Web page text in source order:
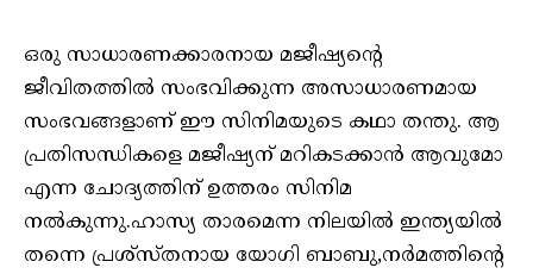
ഒരു സാധാരണക്കാരനായ മജീഷ്യന്റെ
ജീവിതത്തിൽ സംഭവിക്കുന്ന അസാധാരണമായ
സംഭവങ്ങളാണ് ഈ സിനിമയുടെ കഥാ തന്തു. ആ
പ്രതിസന്ധികളെ മജീഷ്യന് മറികടക്കാൻ ആവുമോ
എന്ന ചോദ്യത്തിന് ഉത്തരം സിനിമ
നൽകുന്നു.ഹാസ്യ താരമെന്ന നിലയിൽ ഇന്ത്യയിൽ
തന്നെ പ്രശ്സ്തനായ യോഗി ബാബു,നർമത്തിന്റെ